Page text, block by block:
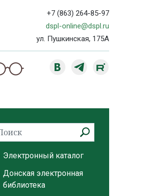
+7 (863) 264-85-97
dspl-online@dspl.ru
ул. Пушкинская, 175А
Электронный каталог
Донская электронная
библиотека